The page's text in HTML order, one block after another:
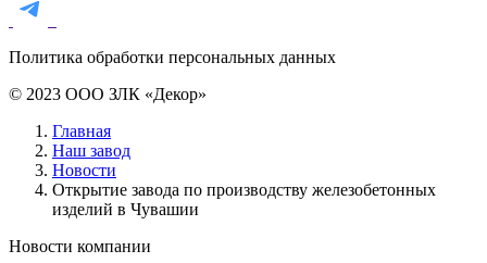
Политика обработки персональных данных
© 2023 ООО ЗЛК «Декор»
Главная
Наш завод
Новости
Открытие завода по производству железобетонных
изделий в Чувашии
Новости компании